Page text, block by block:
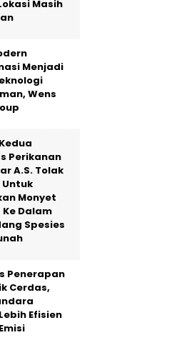
Masih
Menjadi
Wens
Perikanan
A.S. Tolak
Monyet
Ke Dalam
Spesies
Penerapan
Cerdas,
Efisien